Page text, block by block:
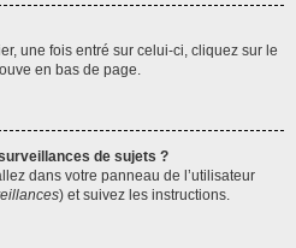
une fois entré sur celui-ci, cliquez sur le
en bas de page.
de sujets ?
dans votre panneau de l’utilisateur
) et suivez les instructions.